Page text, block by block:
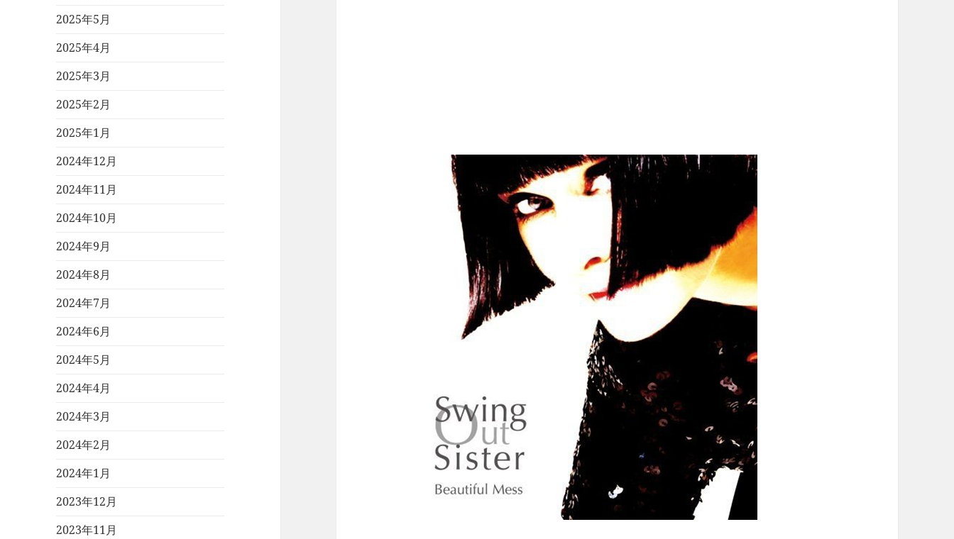
2025年5月
2025年4月
2025年3月
2025年2月
2025年1月
2024年12月
2024年11月
2024年10月
2024年9月
2024年8月
2024年7月
2024年6月
2024年5月
2024年4月
2024年3月
2024年2月
2024年1月
2023年12月
2023年11月